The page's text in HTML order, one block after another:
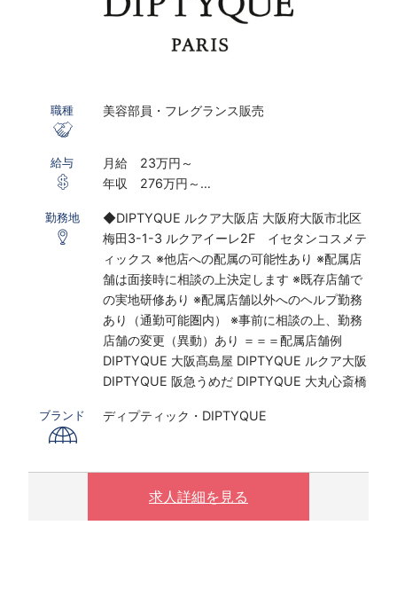
職種 美容部員・フレグランス販売
給与
月給 23万円～
年収 276万円～
雇用形態：正社員
※試用期間6ヶ月（その間の給与・待遇に差異は
ありません）
勤務地
◆DIPTYQUE ルクア大阪店 大阪府大阪市北区
梅田3-1-3 ルクアイーレ2F イセタンコスメテ
ィックス ※他店への配属の可能性あり ※配属店
舗は面接時に相談の上決定します ※既存店舗で
の実地研修あり ※配属店舗以外へのヘルプ勤務
あり（通勤可能圏内） ※事前に相談の上、勤務
店舗の変更（異動）あり ＝＝＝配属店舗例
DIPTYQUE 大阪髙島屋 DIPTYQUE ルクア大阪
DIPTYQUE 阪急うめだ DIPTYQUE 大丸心斎橋
ブランド ディプティック・DIPTYQUE
求人詳細を見る